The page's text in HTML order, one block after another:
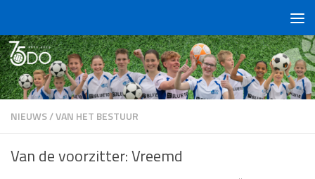
NIEUWS/VAN HET BESTUUR
Van de voorzitter: Vreemd